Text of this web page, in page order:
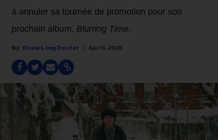
à annuler sa tournée de promotion pour son
prochain album, Blurring Time.
Rosie Long Decter Apr 15, 2025